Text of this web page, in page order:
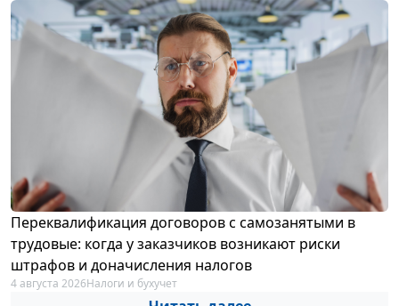
Переквалификация договоров с самозанятыми в
трудовые: когда у заказчиков возникают риски
штрафов и доначисления налогов
4 августа 2026Налоги и бухучет